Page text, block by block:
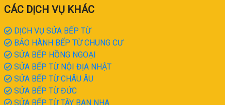
CÁC DỊCH VỤ KHÁC
DỊCH VỤ SỬA BẾP TỪ
BẢO HÀNH BẾP TỪ CHUNG CƯ
SỬA BẾP HỒNG NGOẠI
SỬA BẾP TỪ NỘI ĐỊA NHẬT
SỬA BẾP TỪ CHÂU ÂU
SỬA BẾP TỪ ĐỨC
SỬA BẾP TỪ TÂY BAN NHA